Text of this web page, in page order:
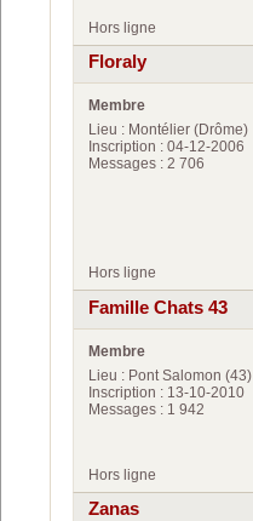
Hors ligne
Floraly
Membre
Lieu : Montélier (Drôme)
Inscription : 04-12-2006
Messages : 2 706
Hors ligne
Famille Chats 43
Membre
Lieu : Pont Salomon (43)
Inscription : 13-10-2010
Messages : 1 942
Hors ligne
Zanas